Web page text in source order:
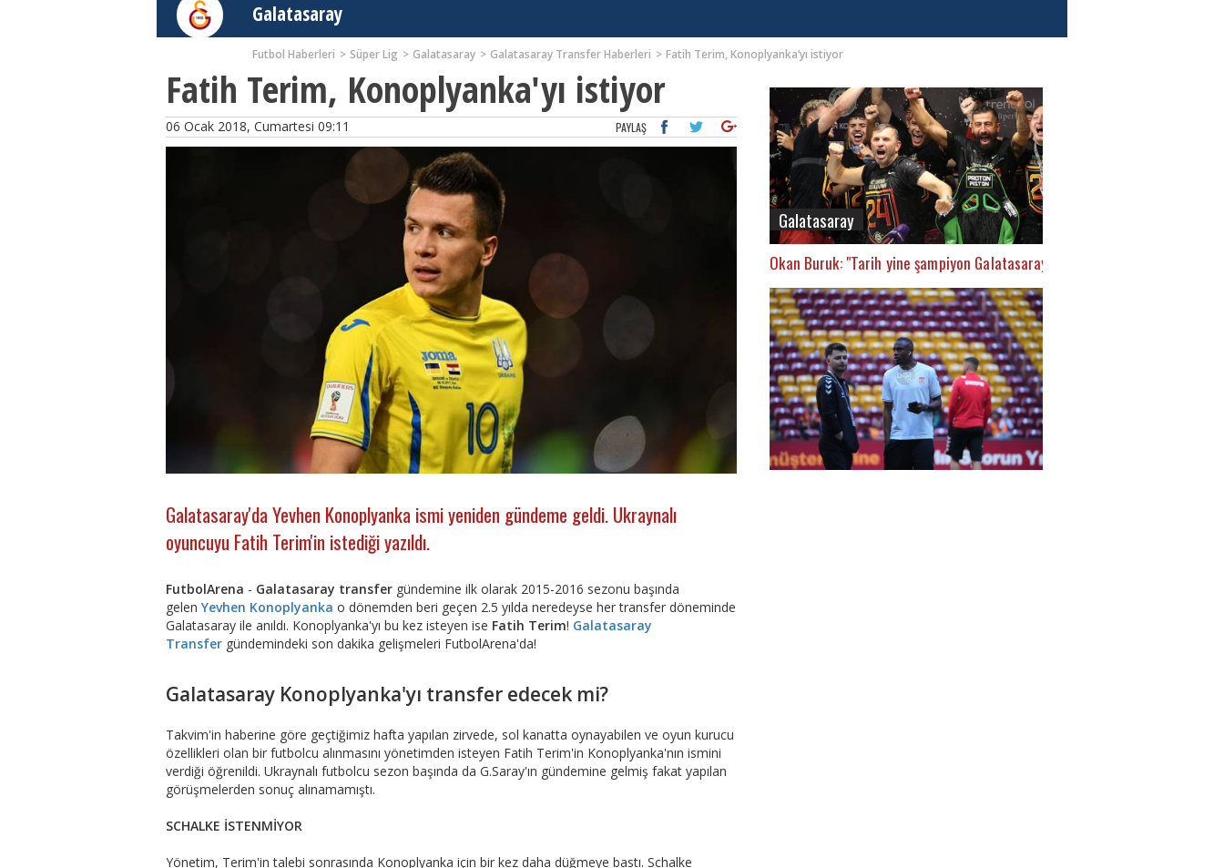
Galatasaray
Futbol Haberleri Süper Lig Galatasaray Galatasaray Transfer Haberleri Fatih Terim, Konoplyanka’yı istiyor
Fatih Terim, Konoplyanka'yı istiyor
06 Ocak 2018, Cumartesi 09:11 PAYLAŞ
Galatasaray'da Yevhen Konoplyanka ismi yeniden gündeme geldi. Ukraynalı
oyuncuyu Fatih Terim'in istediği yazıldı.
FutbolArena - Galatasaray transfer gündemine ilk olarak 2015-2016 sezonu başında
gelen Yevhen Konoplyanka o dönemden beri geçen 2.5 yılda neredeyse her transfer döneminde
Galatasaray ile anıldı. Konoplyanka'yı bu kez isteyen ise Fatih Terim! Galatasaray
Transfer gündemindeki son dakika gelişmeleri FutbolArena'da!
Galatasaray Konoplyanka'yı transfer edecek mi?
Takvim'in haberine göre geçtiğimiz hafta yapılan zirvede, sol kanatta oynayabilen ve oyun kurucu
özellikleri olan bir futbolcu alınmasını yönetimden isteyen Fatih Terim'in Konoplyanka'nın ismini
verdiği öğrenildi. Ukraynalı futbolcu sezon başında da G.Saray'ın gündemine gelmiş fakat yapılan
görüşmelerden sonuç alınamamıştı.
SCHALKE İSTENMİYOR
Yönetim, Terim'in talebi sonrasında Konoplyanka için bir kez daha düğmeye bastı. Schalke
Galatasaray
Okan Buruk: "Tarih yine şampiyon Galatasaray’ı yazacak"